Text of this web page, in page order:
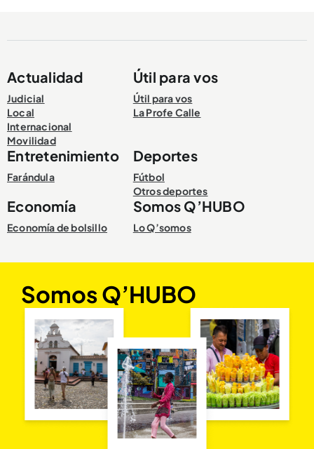
Actualidad
Judicial
Local
Internacional
Movilidad
Útil para vos
Útil para vos
La Profe Calle
Entretenimiento
Farándula
Deportes
Fútbol
Otros deportes
Economía
Economía de bolsillo
Somos Q’HUBO
Lo Q’somos
Somos Q’HUBO